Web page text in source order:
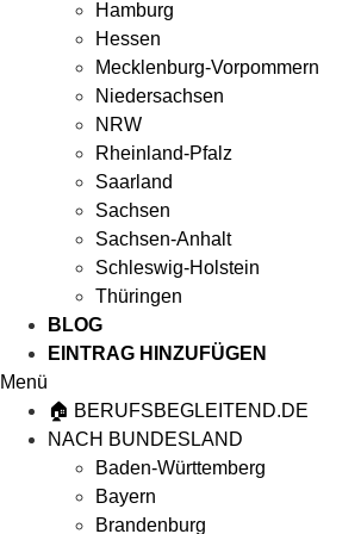
Hamburg
Hessen
Mecklenburg-Vorpommern
Niedersachsen
NRW
Rheinland-Pfalz
Saarland
Sachsen
Sachsen-Anhalt
Schleswig-Holstein
Thüringen
BLOG
EINTRAG HINZUFÜGEN
Menü
🏠 BERUFSBEGLEITEND.DE
NACH BUNDESLAND
Baden-Württemberg
Bayern
Brandenburg